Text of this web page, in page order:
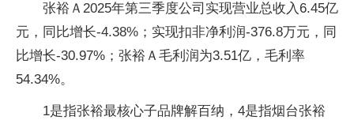
张裕Ａ2025年第三季度公司实现营业总收入6.45亿
元，同比增长-4.38%；实现扣非净利润-376.8万元，同
比增长-30.97%；张裕Ａ毛利润为3.51亿，毛利率
54.34%。
1是指张裕最核心子品牌解百纳，4是指烟台张裕